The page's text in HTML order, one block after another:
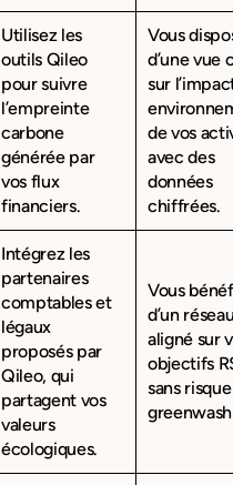
Utilisez les
outils Qileo
pour suivre
l’empreinte
carbone
générée par
vos flux
financiers.
Vous
d’une vue
sur
de vos
avec des
données
chiffrées.
Intégrez les
partenaires
comptables et
légaux
proposés par
Qileo, qui
partagent vos
valeurs
écologiques.
Vous
d’un
aligné sur
objectifs
sans